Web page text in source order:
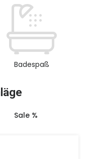
Badespaß
Sale %